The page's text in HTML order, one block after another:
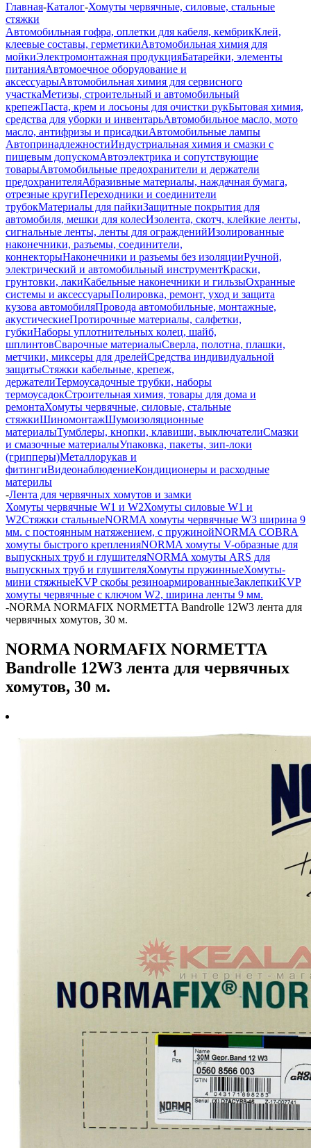
Главная-Каталог-Хомуты червячные, силовые, стальные
стяжки
Автомобильная гофра, оплетки для кабеля, кембрикКлей,
клеевые составы, герметикиАвтомобильная химия для
мойкиЭлектромонтажная продукцияБатарейки, элементы
питанияАвтомоечное оборудование и
аксессуарыАвтомобильная химия для сервисного
участкаМетизы, строительный и автомобильный
крепежПаста, крем и лосьоны для очистки рукБытовая химия,
средства для уборки и инвентарьАвтомобильное масло, мото
масло, антифризы и присадкиАвтомобильные лампы
АвтопринадлежностиИндустриальная химия и смазки с
пищевым допускомАвтоэлектрика и сопутствующие
товарыАвтомобильные предохранители и держатели
предохранителяАбразивные материалы, наждачная бумага,
отрезные кругиПереходники и соединители
трубокМатериалы для пайкиЗащитные покрытия для
автомобиля, мешки для колесИзолента, скотч, клейкие ленты,
сигнальные ленты, ленты для огражденийИзолированные
наконечники, разъемы, соединители,
коннекторыНаконечники и разъемы без изоляцииРучной,
электрический и автомобильный инструментКраски,
грунтовки, лакиКабельные наконечники и гильзыОхранные
системы и аксессуарыПолировка, ремонт, уход и защита
кузова автомобиляПровода автомобильные, монтажные,
акустическиеПротирочные материалы, салфетки,
губкиНаборы уплотнительных колец, шайб,
шплинтовСварочные материалыСверла, полотна, плашки,
метчики, миксеры для дрелейСредства индивидуальной
защитыСтяжки кабельные, крепеж,
держателиТермоусадочные трубки, наборы
термоусадокСтроительная химия, товары для дома и
ремонтаХомуты червячные, силовые, стальные
стяжкиШиномонтажШумоизоляционные
материалыТумблеры, кнопки, клавиши, выключателиСмазки
и смазочные материалыУпаковка, пакеты, зип-локи
(грипперы)Металлорукав и
фитингиВидеонаблюдениеКондиционеры и расходные
материлы
-Лента для червячных хомутов и замки
Хомуты червячные W1 и W2Хомуты силовые W1 и
W2Стяжки стальныеNORMA хомуты червячные W3 ширина 9
мм. с постоянным натяжением, с пружинойNORMA COBRA
хомуты быстрого крепленияNORMA хомуты V-образные для
выпускных труб и глушителяNORMA хомуты ARS для
выпускных труб и глушителяХомуты пружинныеХомуты-
мини стяжныеKVP скобы резиноармированныеЗаклепкиKVP
хомуты червячные с ключом W2, ширина ленты 9 мм.
-NORMA NORMAFIX NORMETTA Bandrolle 12W3 лента для
червячных хомутов, 30 м.
NORMA NORMAFIX NORMETTA
Bandrolle 12W3 лента для червячных
хомутов, 30 м.